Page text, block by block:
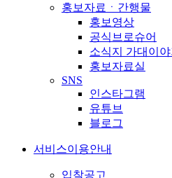
홍보자료ㆍ간행물
홍보영상
공식브로슈어
소식지 가대이야
홍보자료실
SNS
인스타그램
유튜브
블로그
서비스이용안내
입찰공고